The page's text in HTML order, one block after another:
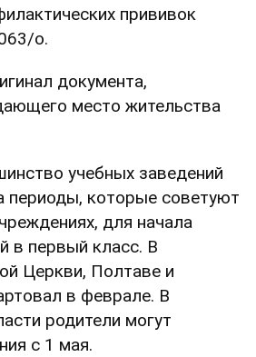
прививок
о.
документа,
место жительства
учебных заведений
периоды, которые советуют
для начала
в первый класс. В
Церкви, Полтаве и
в феврале. В
родители могут
с 1 мая.